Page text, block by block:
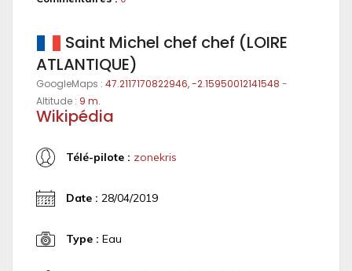
Saint Michel chef chef (LOIRE
ATLANTIQUE)
GoogleMaps : 47.2117170822946, -2.15950012141548 -
Altitude : 9 m.
Wikipédia
Télé-pilote : zonekris
Date : 28/04/2019
Type : Eau